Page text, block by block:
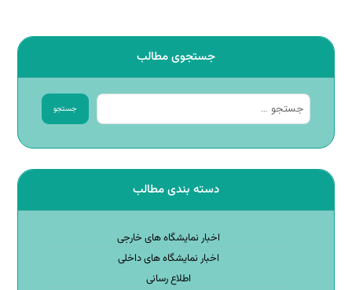
جستجوی مطالب
جستجو
دسته بندی مطالب
اخبار نمایشگاه های خارجی
اخبار نمایشگاه های داخلی
اطلاع رسانی